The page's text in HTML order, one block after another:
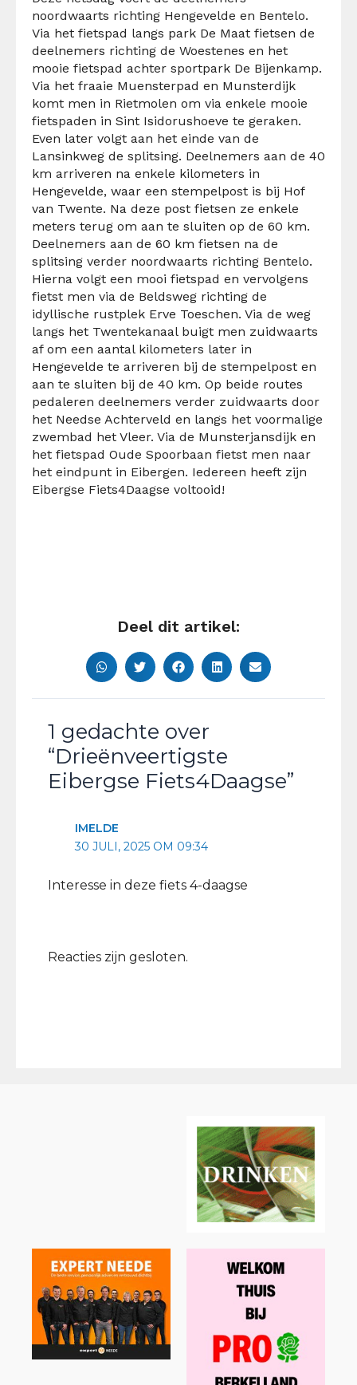
noordwaarts richting Hengevelde en Bentelo.
Via het fietspad langs park De Maat fietsen de
deelnemers richting de Woestenes en het
mooie fietspad achter sportpark De Bijenkamp.
Via het fraaie Muensterpad en Munsterdijk
komt men in Rietmolen om via enkele mooie
fietspaden in Sint Isidorushoeve te geraken.
Even later volgt aan het einde van de
Lansinkweg de splitsing. Deelnemers aan de 40
km arriveren na enkele kilometers in
Hengevelde, waar een stempelpost is bij Hof
van Twente. Na deze post fietsen ze enkele
meters terug om aan te sluiten op de 60 km.
Deelnemers aan de 60 km fietsen na de
splitsing verder noordwaarts richting Bentelo.
Hierna volgt een mooi fietspad en vervolgens
fietst men via de Beldsweg richting de
idyllische rustplek Erve Toeschen. Via de weg
langs het Twentekanaal buigt men zuidwaarts
af om een aantal kilometers later in
Hengevelde te arriveren bij de stempelpost en
aan te sluiten bij de 40 km. Op beide routes
pedaleren deelnemers verder zuidwaarts door
het Needse Achterveld en langs het voormalige
zwembad het Vleer. Via de Munsterjansdijk en
het fietspad Oude Spoorbaan fietst men naar
het eindpunt in Eibergen. Iedereen heeft zijn
Eibergse Fiets4Daagse voltooid!
Deel dit artikel:
1 gedachte over
“Drieënveertigste
Eibergse Fiets4Daagse”
IMELDE
30 JULI, 2025 OM 09:34
Interesse in deze fiets 4-daagse
Reacties zijn gesloten.